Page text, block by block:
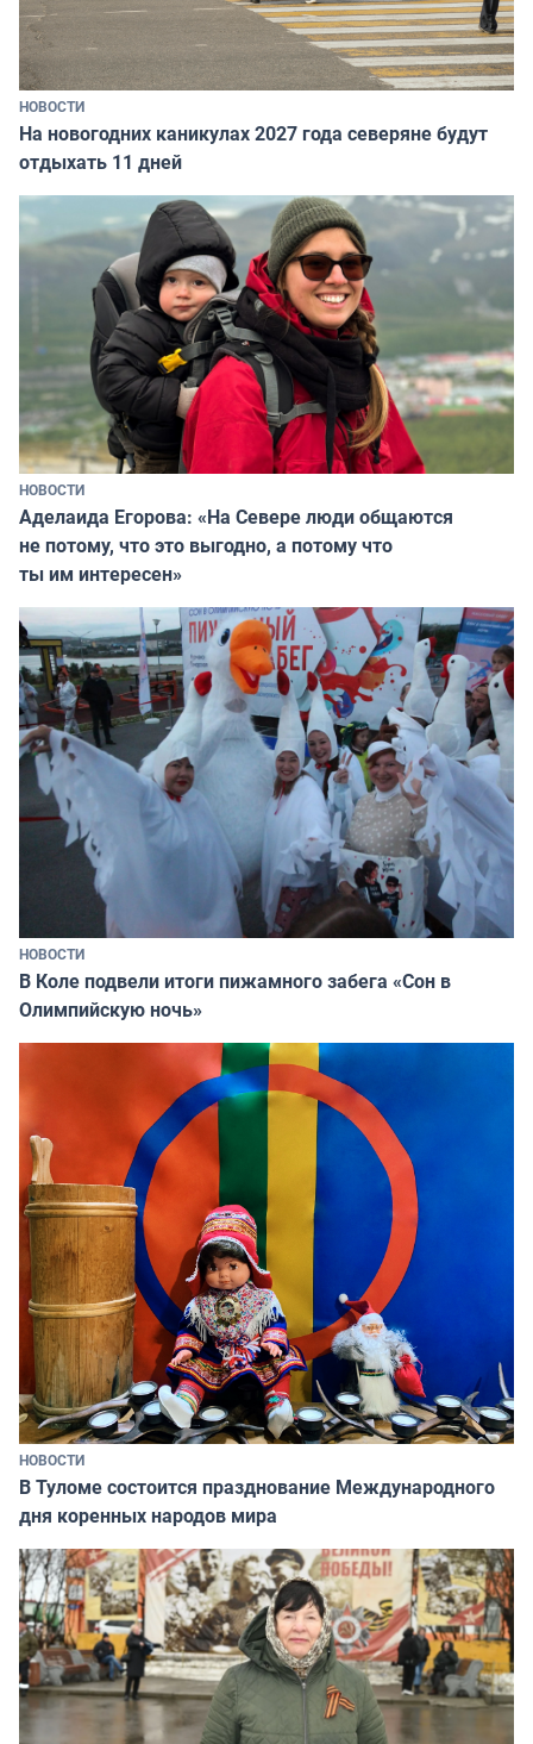
НОВОСТИ
На новогодних каникулах 2027 года северяне будут
отдыхать 11 дней
НОВОСТИ
Аделаида Егорова: «На Севере люди общаются
не потому, что это выгодно, а потому что
ты им интересен»
НОВОСТИ
В Коле подвели итоги пижамного забега «Сон в
Олимпийскую ночь»
НОВОСТИ
В Туломе состоится празднование Международного
дня коренных народов мира